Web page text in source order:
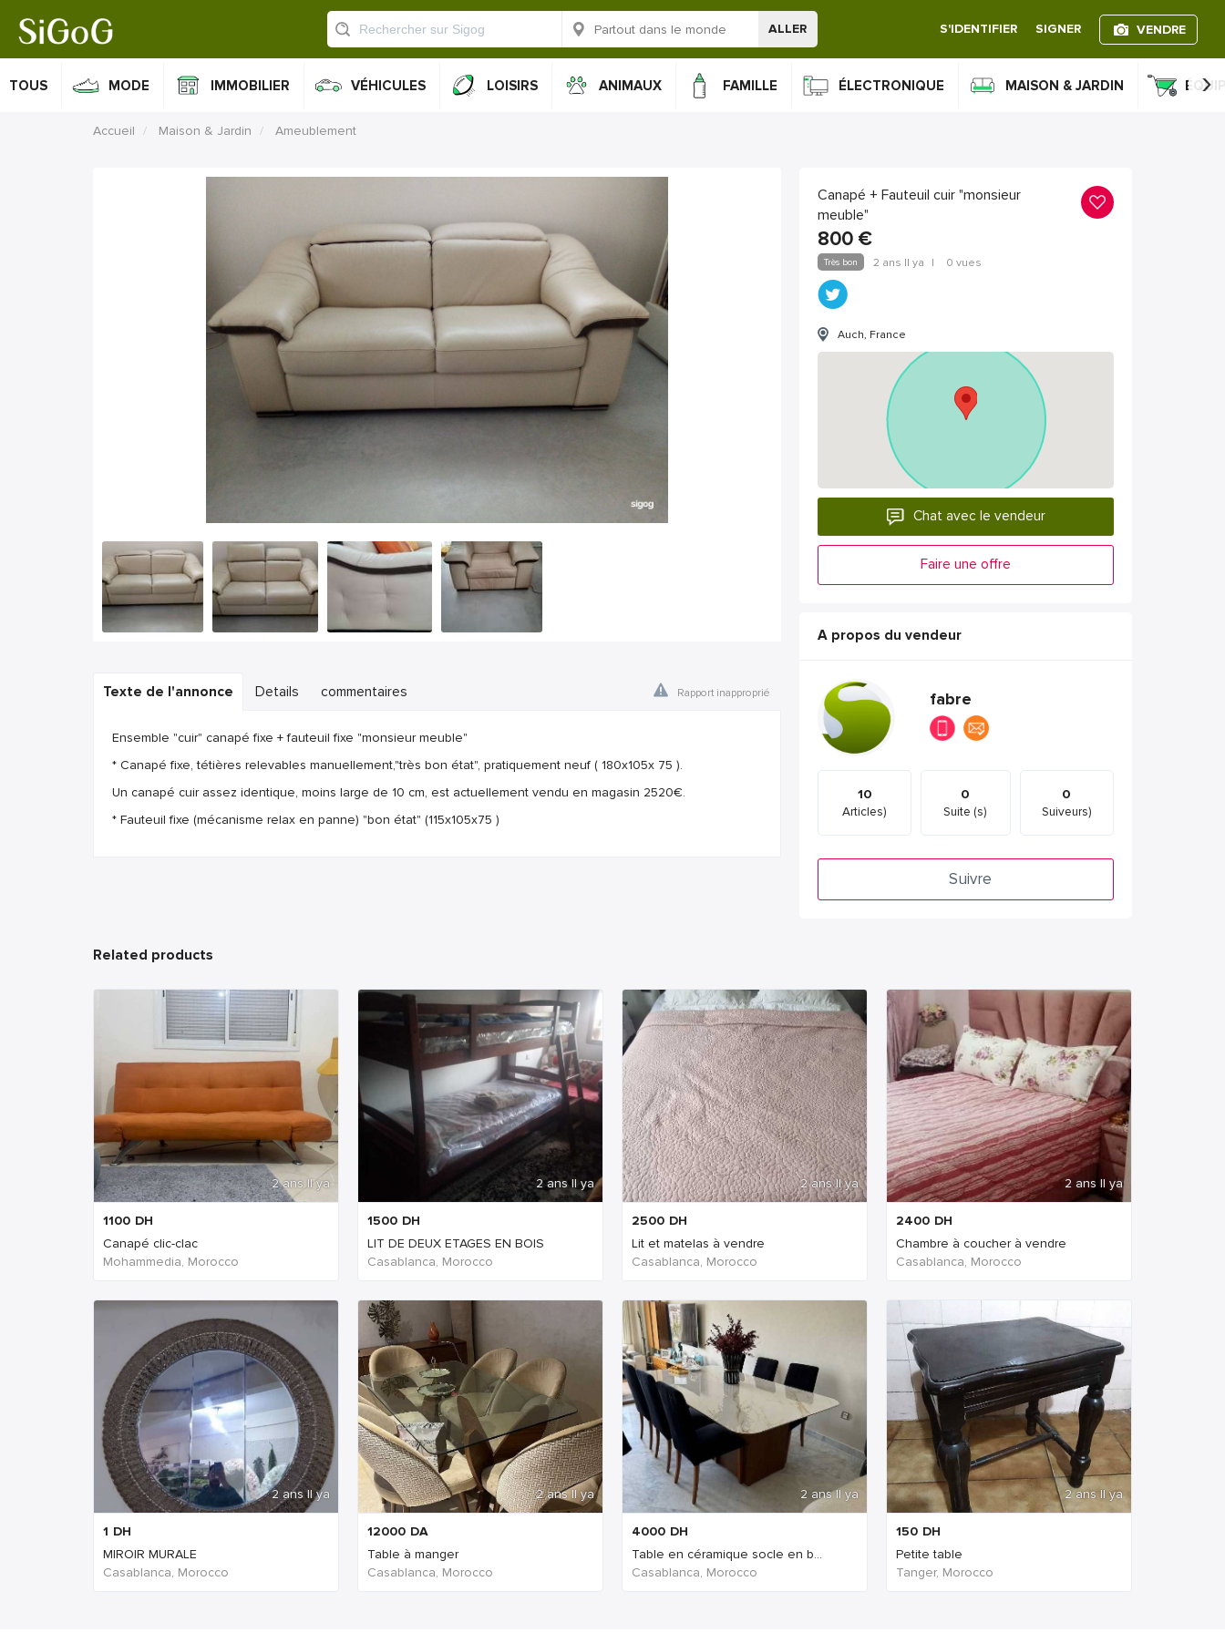
ALLER S'IDENTIFIER SIGNER VENDRE
TOUS MODE IMMOBILIER VÉHICULES LOISIRS ANIMAUX FAMILLE ÉLECTRONIQUE MAISON & JARDIN ›
Accueil Maison & Jardin Ameublement
Texte de l'annonce Details commentaires Rapport inapproprié
Ensemble "cuir" canapé fixe + fauteuil fixe "monsieur meuble"
* Canapé fixe, tétières relevables manuellement,"très bon état", pratiquement neuf ( 180x105x 75 ).
Un canapé cuir assez identique, moins large de 10 cm, est actuellement vendu en magasin 2520€.
* Fauteuil fixe (mécanisme relax en panne) "bon état" (115x105x75 )
Canapé + Fauteuil cuir "monsieur
meuble"
800 €
Très bon 2 ans Il ya | 0 vues
Auch, France
Chat avec le vendeur
Faire une offre
A propos du vendeur
fabre
10
Articles)
0
Suite (s)
0
Suiveurs)
Suivre
Related products
2 ans Il ya
1100 DH
Canapé clic-clac
Mohammedia, Morocco
2 ans Il ya
1500 DH
LIT DE DEUX ETAGES EN BOIS
Casablanca, Morocco
2 ans Il ya
2500 DH
Lit et matelas à vendre
Casablanca, Morocco
2 ans Il ya
2400 DH
Chambre à coucher à vendre
Casablanca, Morocco
2 ans Il ya
1 DH
MIROIR MURALE
Casablanca, Morocco
2 ans Il ya
12000 DA
Table à manger
Casablanca, Morocco
2 ans Il ya
4000 DH
Table en céramique socle en b...
Casablanca, Morocco
2 ans Il ya
150 DH
Petite table
Tanger, Morocco